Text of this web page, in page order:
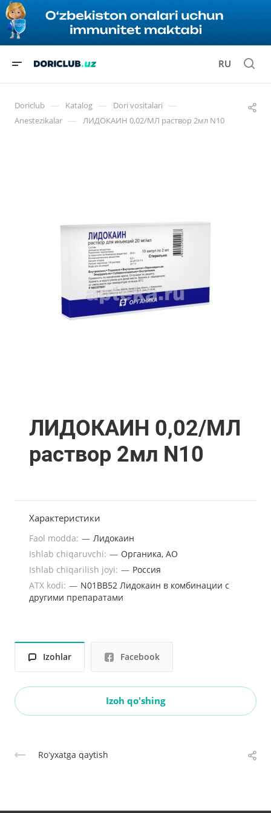
RU
Doriclub — Katalog — Dori vositalari —
Anestezikalar — ЛИДОКАИН 0,02/МЛ раствор 2мл N10
ЛИДОКАИН 0,02/МЛ
раствор 2мл N10
Характеристики
Faol modda: — Лидокаин
Ishlab chiqaruvchi: — Органика, АО
Ishlab chiqarilish joyi: — Россия
ATX kodi: — N01BB52 Лидокаин в комбинации с
другими препаратами
Izohlar Facebook
Izoh qo'shing
Roʻyxatga qaytish